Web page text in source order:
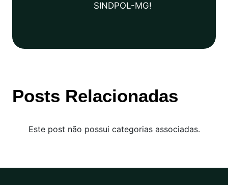
SINDPOL-MG!
Posts Relacionadas
Este post não possui categorias associadas.